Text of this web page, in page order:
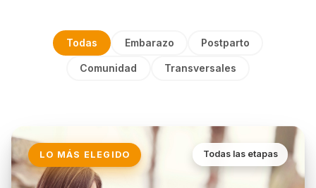
Todas Embarazo Postparto
Comunidad Transversales
LO MÁS ELEGIDO Todas las etapas